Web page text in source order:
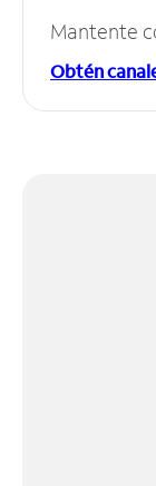
Mantente
Obtén